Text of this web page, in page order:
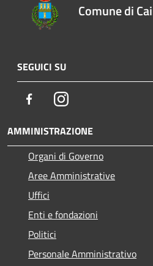
Comune di
SEGUICI SU
FacebookInstagram
AMMINISTRAZIONE
Organi di Governo
Aree Amministrative
Uffici
Enti e fondazioni
Politici
Personale Amministrativo